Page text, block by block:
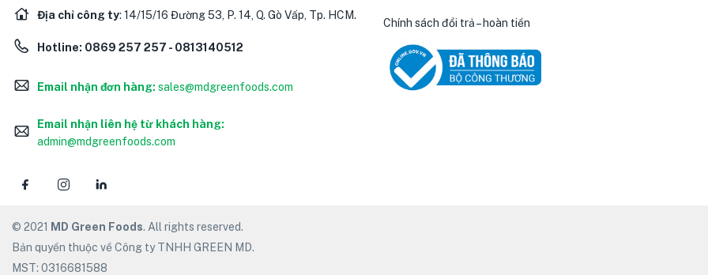
Địa chỉ công ty: 14/15/16 Đường 53, P. 14, Q. Gò Vấp, Tp. HCM.
Hotline: 0869 257 257 - 0813140512
Email nhận đơn hàng: sales@mdgreenfoods.com
Email nhận liên hệ từ khách hàng:
admin@mdgreenfoods.com
Chính sách đổi trả – hoàn tiền
© 2021 MD Green Foods. All rights reserved.
Bản quyền thuộc về Công ty TNHH GREEN MD.
MST: 0316681588